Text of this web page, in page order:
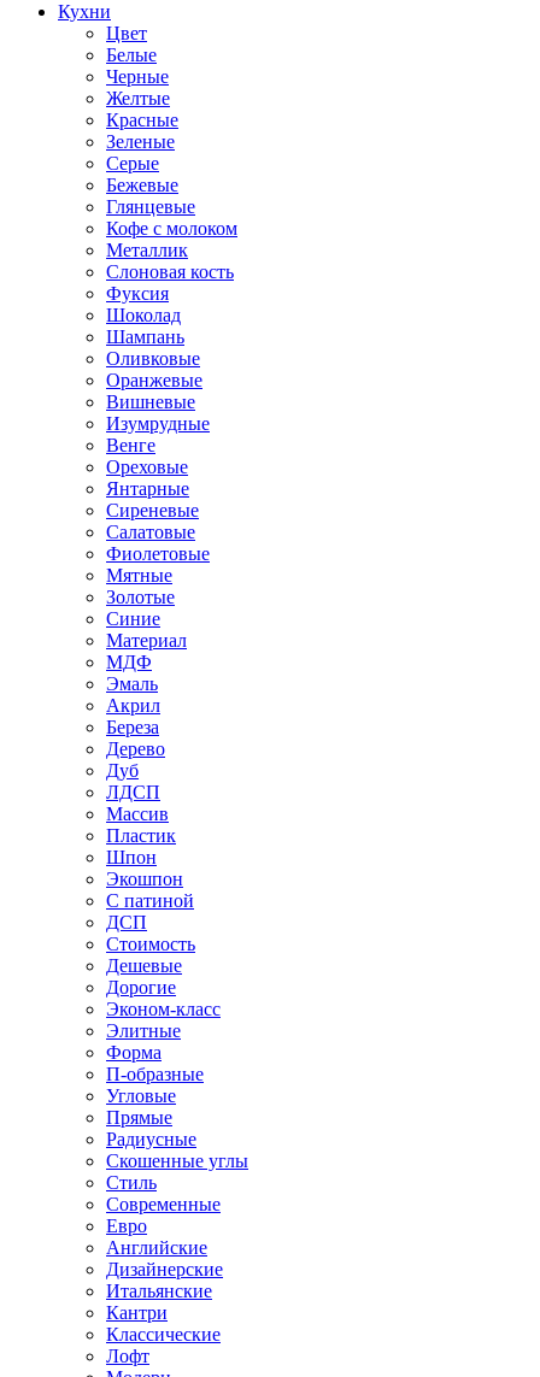
Кухни
Цвет
Белые
Черные
Желтые
Красные
Зеленые
Серые
Бежевые
Глянцевые
Кофе с молоком
Металлик
Слоновая кость
Фуксия
Шоколад
Шампань
Оливковые
Оранжевые
Вишневые
Изумрудные
Венге
Ореховые
Янтарные
Сиреневые
Салатовые
Фиолетовые
Мятные
Золотые
Синие
Материал
МДФ
Эмаль
Акрил
Береза
Дерево
Дуб
ЛДСП
Массив
Пластик
Шпон
Экошпон
С патиной
ДСП
Стоимость
Дешевые
Дорогие
Эконом-класс
Элитные
Форма
П-образные
Угловые
Прямые
Радиусные
Скошенные углы
Стиль
Современные
Евро
Английские
Дизайнерские
Итальянские
Кантри
Классические
Лофт